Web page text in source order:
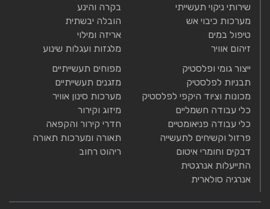
שירותי ניקוי תעשייתי
מערכות כיבוי אש
טיפול במים
זיהום אוויר
בקרה והינע
הובלה יבשתית
אריזה ומילוי
מלגזות ועגלות שינוע
ייצור גומי ופלסטיק
תבניות לפלסטיק
מכונות וציוד היקפי לפלסטיק
כלי עבודה חשמליים
כלי עבודה פניאומטיים
פרזול וקשיחים לתעשייה
דבקים וחומרי איטום
התייעלות אנרגטית
אנרגיה סולארית
מפוחים תעשייתיים
מזגנים תעשייתיים
מערכות סינון אוויר
מיזוג וקירור
חדרי קירור והקפאה
תאורה ומערכות תאורה
ריהוט רחוב